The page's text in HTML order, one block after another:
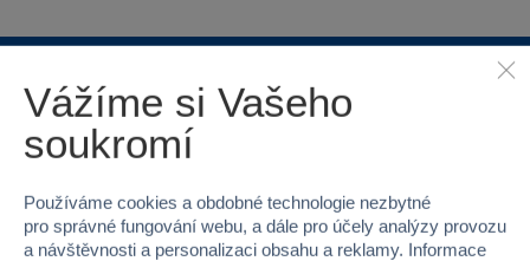
Proč nakupovat ve Sparkys?
Vážíme si Vašeho
soukromí
Používáme cookies a obdobné technologie nezbytné
pro správné fungování webu, a dále pro účely analýzy provozu
a návštěvnosti a personalizaci obsahu a reklamy. Informace